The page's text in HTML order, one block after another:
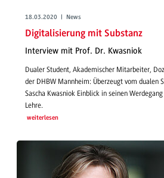
18.03.2020 | News
Digitalisierung mit Substanz
Interview mit Prof. Dr. Kwasniok
Dualer Student, Akademischer Mitarbeiter,
der DHBW Mannheim: Überzeugt vom dualen
Sascha Kwasniok Einblick in seinen
Lehre.
weiterlesen